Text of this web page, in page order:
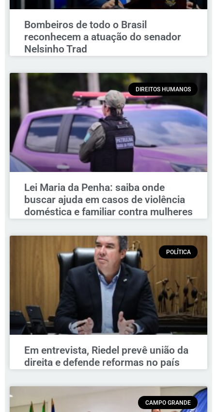
Bombeiros de todo o Brasil
reconhecem a atuação do senador
Nelsinho Trad
DIREITOS HUMANOS
Lei Maria da Penha: saiba onde
buscar ajuda em casos de violência
doméstica e familiar contra mulheres
POLÍTICA
Em entrevista, Riedel prevê união da
direita e defende reformas no país
CAMPO GRANDE